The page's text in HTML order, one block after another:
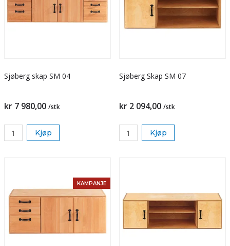
Sjøberg skap SM 04
kr 7 980,00 /stk
Kjøp
Sjøberg Skap SM 07
kr 2 094,00 /stk
Kjøp
KAMPANJE